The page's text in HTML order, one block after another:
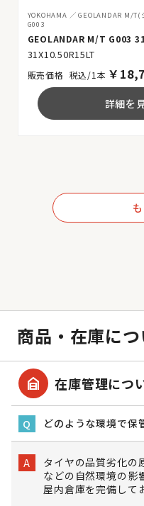
YOKOHAMA
GEOLANDAR M/T(
G003
GEOLANDAR M/T G003
31X10.50R15LT
税込/1本 ￥
詳細を
商品・在庫に
garage_home 在庫管理につ
Q どのような環境で保
A
タイヤの品質劣化の
などの自然環境の影
屋内倉庫を完備して